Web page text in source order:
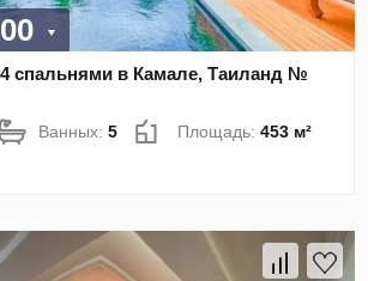
спальнями в Камале, Таиланд №
Ванных:5 Площадь:453 м²